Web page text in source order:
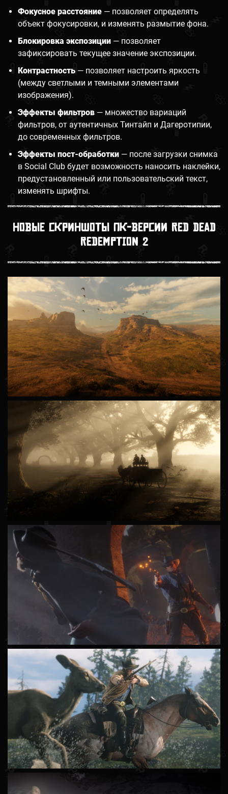
Фокусное расстояние — позволяет определять
объект фокусировки, и изменять размытие фона.
Блокировка экспозиции — позволяет
зафиксировать текущее значение экспозиции.
Контрастность — позволяет настроить яркость
(между светлыми и темными элементами
изображения).
Эффекты фильтров — множество вариаций
фильтров, от аутентичных Тинтайп и Дагеротипии,
до современных фильтров.
Эффекты пост-обработки — после загрузки снимка
в Social Club будет возможность наносить наклейки,
предустановленный или пользовательский текст,
изменять шрифты.
Новые скриншоты ПК-версии Red Dead
Redemption 2